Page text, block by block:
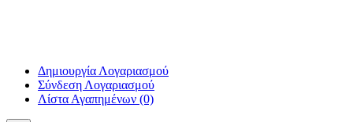
Δημιουργία Λογαριασμού
Σύνδεση Λογαριασμού
Λίστα Αγαπημένων (0)